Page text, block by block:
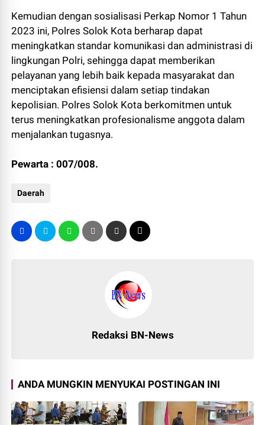
Kemudian dengan sosialisasi Perkap Nomor 1 Tahun
2023 ini, Polres Solok Kota berharap dapat
meningkatkan standar komunikasi dan administrasi di
lingkungan Polri, sehingga dapat memberikan
pelayanan yang lebih baik kepada masyarakat dan
menciptakan efisiensi dalam setiap tindakan
kepolisian. Polres Solok Kota berkomitmen untuk
terus meningkatkan profesionalisme anggota dalam
menjalankan tugasnya.
Pewarta : 007/008.
Daerah
Redaksi BN-News
ANDA MUNGKIN MENYUKAI POSTINGAN INI